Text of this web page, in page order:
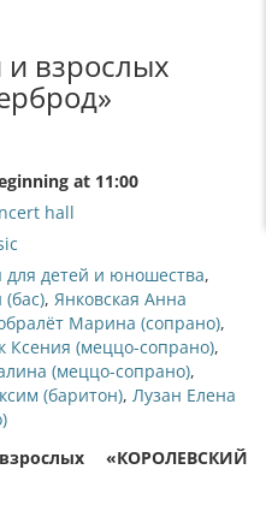
взрослых
at 11:00
hall
детей и юношества,
, Янковская Анна
Марина (сопрано),
Ксения (меццо-сопрано),
(меццо-сопрано),
(баритон), Лузан Елена
«КОРОЛЕВСКИЙ